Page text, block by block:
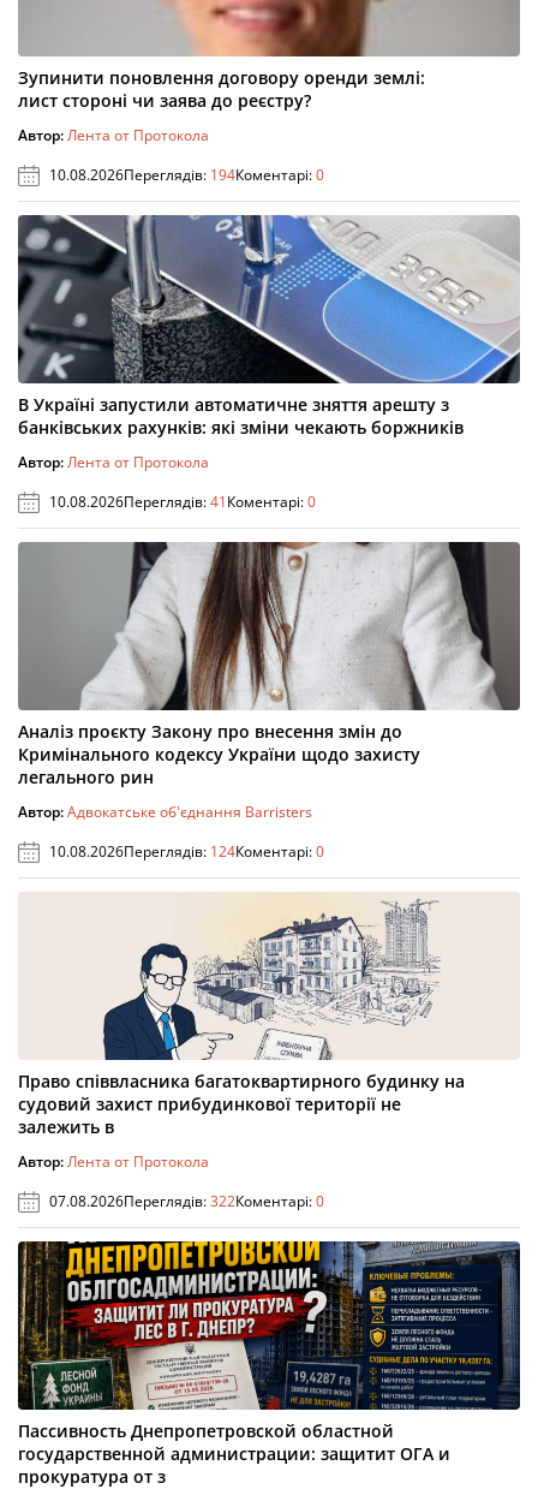
Зупинити поновлення договору оренди землі:
лист стороні чи заява до реєстру?
Автор:Лента от Протокола
10.08.2026Переглядів: 194Коментарі:0
В Україні запустили автоматичне зняття арешту з
банківських рахунків: які зміни чекають боржників
Автор:Лента от Протокола
10.08.2026Переглядів:41Коментарі:0
Аналіз проєкту Закону про внесення змін до
Кримінального кодексу України щодо захисту
легального рин
Автор:Адвокатське об'єднання Barristers
10.08.2026Переглядів: 124Коментарі:0
Право співвласника багатоквартирного будинку на
судовий захист прибудинкової території не
залежить в
Автор:Лента от Протокола
07.08.2026Переглядів:322Коментарі:0
Пассивность Днепропетровской областной
государственной администрации: защитит ОГА и
прокуратура от з